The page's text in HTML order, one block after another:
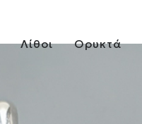
Λίθοι Ορυκτά